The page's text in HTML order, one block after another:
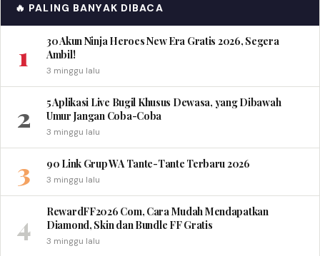
🔥 PALING BANYAK DIBACA
1
30 Akun Ninja Heroes New Era Gratis 2026, Segera
Ambil!
3 minggu lalu
2
5 Aplikasi Live Bugil Khusus Dewasa, yang Dibawah
Umur Jangan Coba-Coba
3 minggu lalu
3 90 Link Grup WA Tante-Tante Terbaru 2026
3 minggu lalu
4
RewardFF2026 Com, Cara Mudah Mendapatkan
Diamond, Skin dan Bundle FF Gratis
3 minggu lalu